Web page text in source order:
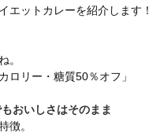
エットカレーを紹介します！
。
ロリー・糖質50％オフ」
おいしさはそのまま
徴。